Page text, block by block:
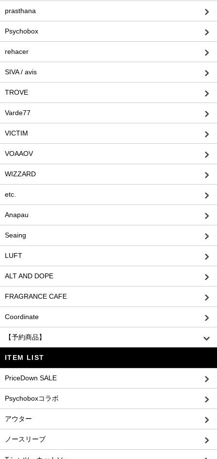
prasthana
Psychobox
rehacer
SIVA / avis
TROVE
Varde77
VICTIM
VOAAOV
WIZZARD
etc.
Anapau
Seaing
LUFT
ALT AND DOPE
FRAGRANCE CAFE
Coordinate
【予約商品】
ITEM LIST
PriceDown SALE
Psychoboxコラボ
アウター
ノースリーブ